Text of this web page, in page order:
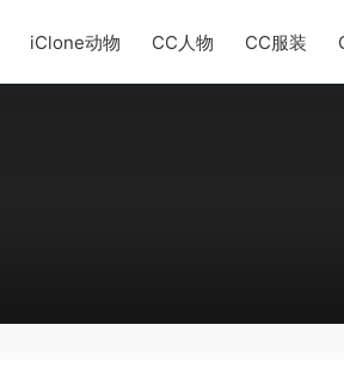
iClone动物 CC人物 CC服装